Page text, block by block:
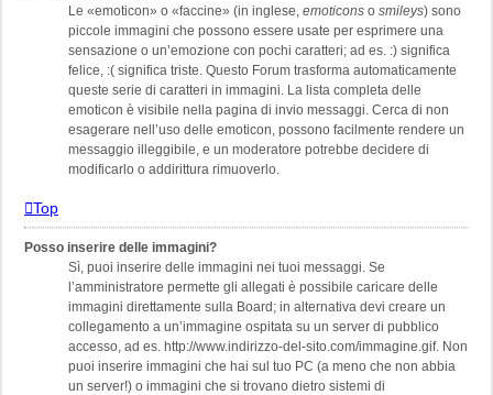
Le «emoticon» o «faccine» (in inglese, emoticons o smileys) sono
piccole immagini che possono essere usate per esprimere una
sensazione o un’emozione con pochi caratteri; ad es. :) significa
felice, :( significa triste. Questo Forum trasforma automaticamente
queste serie di caratteri in immagini. La lista completa delle
emoticon è visibile nella pagina di invio messaggi. Cerca di non
esagerare nell’uso delle emoticon, possono facilmente rendere un
messaggio illeggibile, e un moderatore potrebbe decidere di
modificarlo o addirittura rimuoverlo.
Top
Posso inserire delle immagini?
Sì, puoi inserire delle immagini nei tuoi messaggi. Se
l’amministratore permette gli allegati è possibile caricare delle
immagini direttamente sulla Board; in alternativa devi creare un
collegamento a un’immagine ospitata su un server di pubblico
accesso, ad es. http://www.indirizzo-del-sito.com/immagine.gif. Non
puoi inserire immagini che hai sul tuo PC (a meno che non abbia
un server!) o immagini che si trovano dietro sistemi di